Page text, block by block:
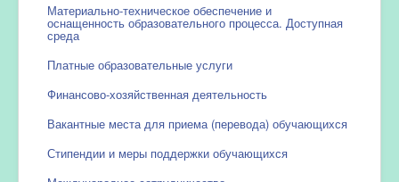
Материально-техническое обеспечение и
оснащенность образовательного процесса. Доступная
среда
Платные образовательные услуги
Финансово-хозяйственная деятельность
Вакантные места для приема (перевода) обучающихся
Стипендии и меры поддержки обучающихся